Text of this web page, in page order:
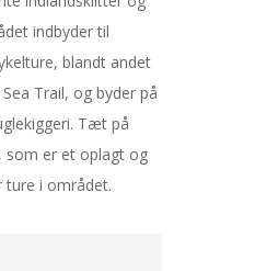
indbyder til
blandt andet
Trail, og byder på
Tæt på
som er et oplagt og
i området.